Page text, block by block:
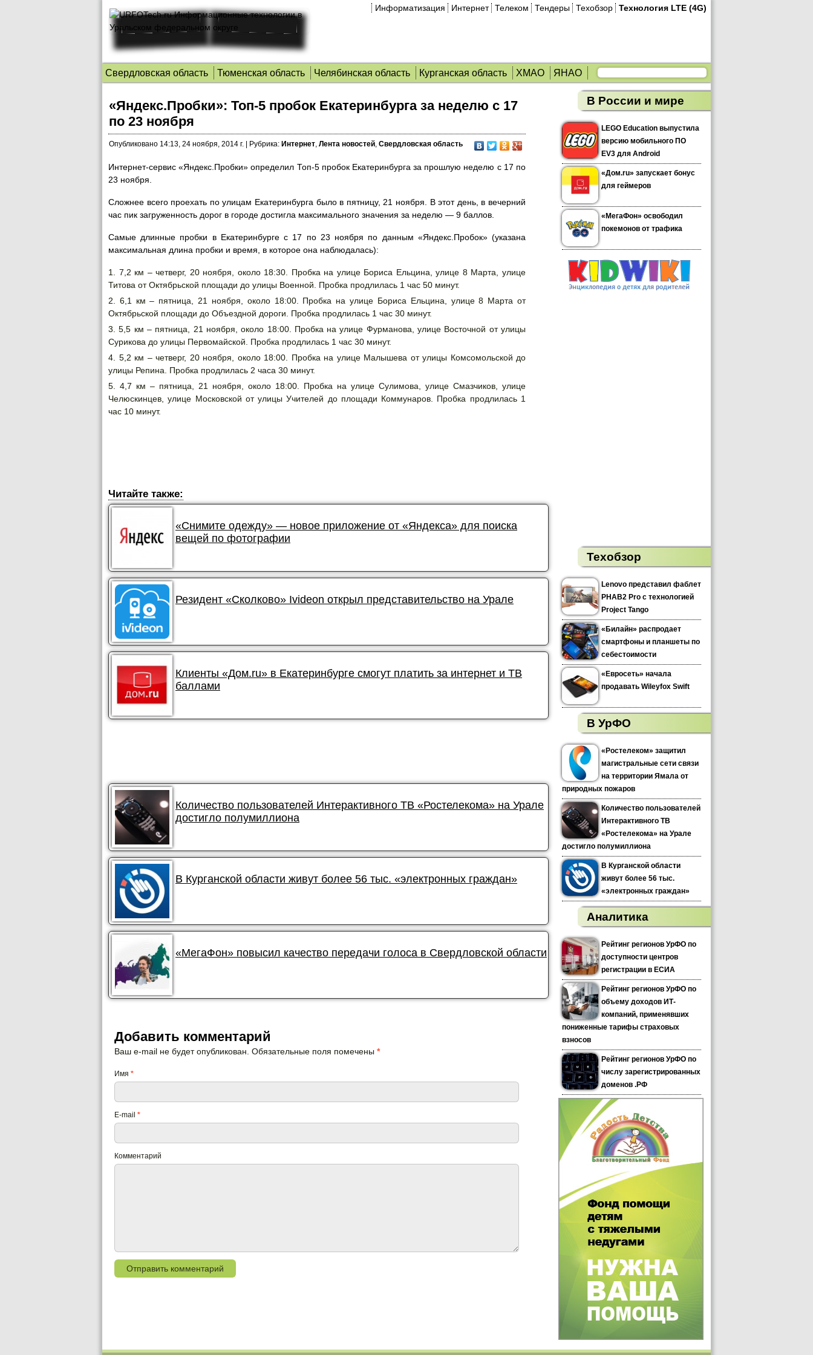
Информатизация Интернет Телеком Тендеры Техобзор Технология LTE (4G)
Свердловская область Тюменская область Челябинская область Курганская область ХМАО ЯНАО
«Яндекс.Пробки»: Топ-5 пробок Екатеринбурга за неделю c 17
по 23 ноября
Опубликовано 14:13, 24 ноября, 2014 г. Рубрика: Интернет, Лента новостей, Свердловская область
Интернет-сервис «Яндекс.Пробки» определил Топ-5 пробок Екатеринбурга за прошлую неделю c 17 по
23 ноября.
Сложнее всего проехать по улицам Екатеринбурга было в пятницу, 21 ноября. В этот день, в вечерний
час пик загруженность дорог в городе достигла максимального значения за неделю — 9 баллов.
Самые длинные пробки в Екатеринбурге c 17 по 23 ноября по данным «Яндекс.Пробок» (указана
максимальная длина пробки и время, в которое она наблюдалась):
7,2 км – четверг, 20 ноября, около 18:30. Пробка на улице Бориса Ельцина, улице 8 Марта, улице
Титова от Октябрьской площади до улицы Военной. Пробка продлилась 1 час 50 минут.
6,1 км – пятница, 21 ноября, около 18:00. Пробка на улице Бориса Ельцина, улице 8 Марта от
Октябрьской площади до Объездной дороги. Пробка продлилась 1 час 30 минут.
5,5 км – пятница, 21 ноября, около 18:00. Пробка на улице Фурманова, улице Восточной от улицы
Сурикова до улицы Первомайской. Пробка продлилась 1 час 30 минут.
5,2 км – четверг, 20 ноября, около 18:00. Пробка на улице Малышева от улицы Комсомольской до
улицы Репина. Пробка продлилась 2 часа 30 минут.
4,7 км – пятница, 21 ноября, около 18:00. Пробка на улице Сулимова, улице Смазчиков, улице
Челюскинцев, улице Московской от улицы Учителей до площади Коммунаров. Пробка продлилась 1
час 10 минут.
Читайте также:
«Снимите одежду» — новое приложение от «Яндекса» для поиска
вещей по фотографии
Резидент «Сколково» Ivideon открыл представительство на Урале
Клиенты «Дом.ru» в Екатеринбурге смогут платить за интернет и ТВ
баллами
Количество пользователей Интерактивного ТВ «Ростелекома» на Урале
достигло полумиллиона
В Курганской области живут более 56 тыс. «электронных граждан»
«МегаФон» повысил качество передачи голоса в Свердловской области
Добавить комментарий
Ваш e-mail не будет опубликован. Обязательные поля помечены *
Имя *
E-mail *
Комментарий
В России и мире
LEGO Education выпустила
версию мобильного ПО
EV3 для Android
«Дом.ru» запускает бонус
для геймеров
«МегаФон» освободил
покемонов от трафика
Техобзор
Lenovo представил фаблет
PHAB2 Pro с технологией
Project Tango
«Билайн» распродает
смартфоны и планшеты по
себестоимости
«Евросеть» начала
продавать Wileyfox Swift
В УрФО
«Ростелеком» защитил
магистральные сети связи
на территории Ямала от
природных пожаров
Количество пользователей
Интерактивного ТВ
«Ростелекома» на Урале
достигло полумиллиона
В Курганской области
живут более 56 тыс.
«электронных граждан»
Аналитика
Рейтинг регионов УрФО по
доступности центров
регистрации в ЕСИА
Рейтинг регионов УрФО по
объему доходов ИТ-
компаний, применявших
пониженные тарифы страховых
взносов
Рейтинг регионов УрФО по
числу зарегистрированных
доменов .РФ